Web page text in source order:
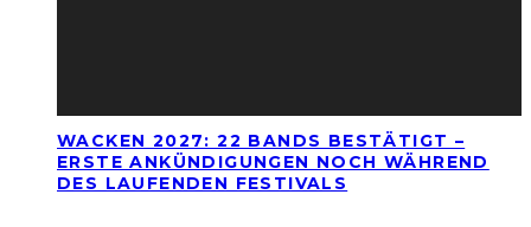
WACKEN 2027: 22 BANDS BESTÄTIGT –
ERSTE ANKÜNDIGUNGEN NOCH WÄHREND
DES LAUFENDEN FESTIVALS